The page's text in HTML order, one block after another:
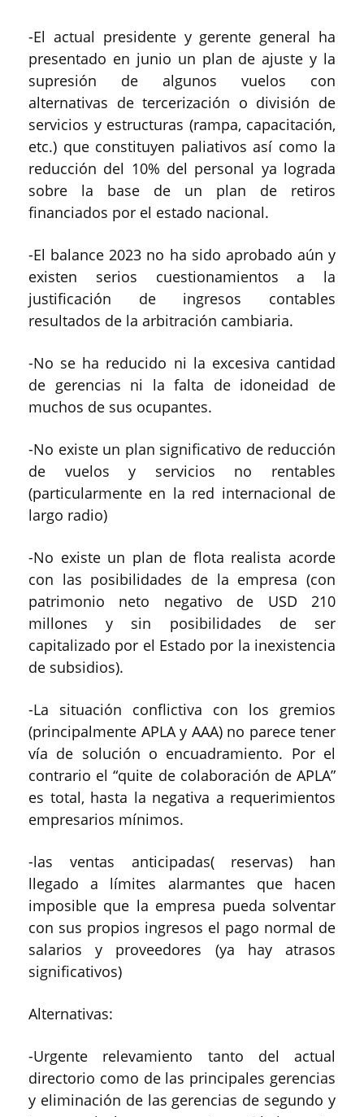
-El actual presidente y gerente general ha
presentado en junio un plan de ajuste y la
supresión de algunos vuelos con
alternativas de tercerización o división de
servicios y estructuras (rampa, capacitación,
etc.) que constituyen paliativos así como la
reducción del 10% del personal ya lograda
sobre la base de un plan de retiros
financiados por el estado nacional.
-El balance 2023 no ha sido aprobado aún y
existen serios cuestionamientos a la
justificación de ingresos contables
resultados de la arbitración cambiaria.
-No se ha reducido ni la excesiva cantidad
de gerencias ni la falta de idoneidad de
muchos de sus ocupantes.
-No existe un plan significativo de reducción
de vuelos y servicios no rentables
(particularmente en la red internacional de
largo radio)
-No existe un plan de flota realista acorde
con las posibilidades de la empresa (con
patrimonio neto negativo de USD 210
millones y sin posibilidades de ser
capitalizado por el Estado por la inexistencia
de subsidios).
-La situación conflictiva con los gremios
(principalmente APLA y AAA) no parece tener
vía de solución o encuadramiento. Por el
contrario el “quite de colaboración de APLA”
es total, hasta la negativa a requerimientos
empresarios mínimos.
-las ventas anticipadas( reservas) han
llegado a límites alarmantes que hacen
imposible que la empresa pueda solventar
con sus propios ingresos el pago normal de
salarios y proveedores (ya hay atrasos
significativos)
Alternativas:
-Urgente relevamiento tanto del actual
directorio como de las principales gerencias
y eliminación de las gerencias de segundo y